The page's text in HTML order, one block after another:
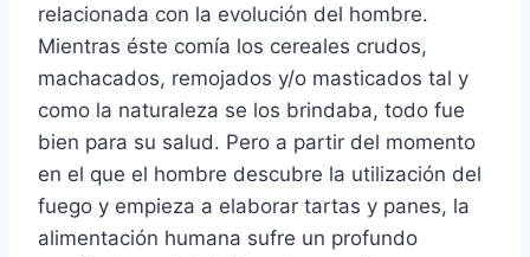
relacionada con la evolución del hombre.
Mientras éste comía los cereales crudos,
machacados, remojados y/o masticados tal y
como la naturaleza se los brindaba, todo fue
bien para su salud. Pero a partir del momento
en el que el hombre descubre la utilización del
fuego y empieza a elaborar tartas y panes, la
alimentación humana sufre un profundo